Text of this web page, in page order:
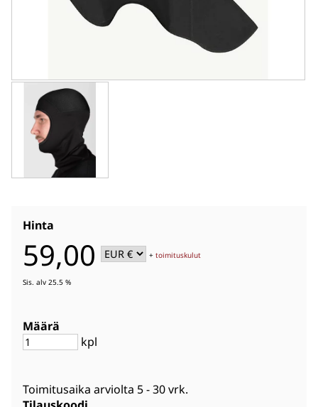
Hinta
59,00 +toimituskulut
Sis. alv 25.5 %
Määrä
kpl
Toimitusaika arviolta 5 - 30 vrk.